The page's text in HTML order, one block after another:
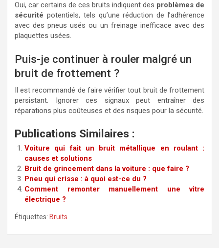
Oui, car certains de ces bruits indiquent des problèmes de
sécurité potentiels, tels qu’une réduction de l’adhérence
avec des pneus usés ou un freinage inefficace avec des
plaquettes usées.
Puis-je continuer à rouler malgré un
bruit de frottement ?
Il est recommandé de faire vérifier tout bruit de frottement
persistant. Ignorer ces signaux peut entraîner des
réparations plus coûteuses et des risques pour la sécurité.
Publications Similaires :
Voiture qui fait un bruit métallique en roulant :
causes et solutions
Bruit de grincement dans la voiture : que faire ?
Pneu qui crisse : à quoi est-ce du ?
Comment remonter manuellement une vitre
électrique ?
Étiquettes: Bruits